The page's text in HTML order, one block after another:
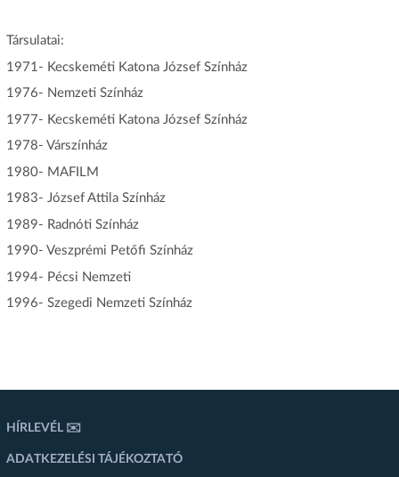
Társulatai:
1971- Kecskeméti Katona József Színház
1976- Nemzeti Színház
1977- Kecskeméti Katona József Színház
1978- Várszínház
1980- MAFILM
1983- József Attila Színház
1989- Radnóti Színház
1990- Veszprémi Petőfi Színház
1994- Pécsi Nemzeti
1996- Szegedi Nemzeti Színház
HÍRLEVÉL ✉️
ADATKEZELÉSI TÁJÉKOZTATÓ